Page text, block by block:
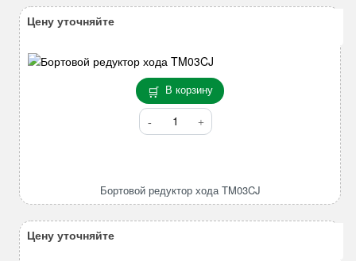
В корзину
Количество
товара
TM03CJ
Бортовой редуктор хода TM03CJ
Цену уточняйте
Цену уточняйте